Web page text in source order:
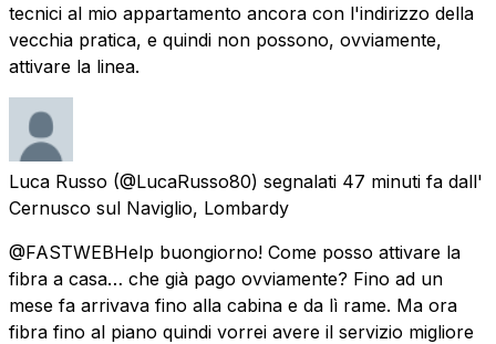
tecnici al mio appartamento ancora con l'indirizzo della
vecchia pratica, e quindi non possono, ovviamente,
attivare la linea.
Luca Russo (@LucaRusso80) segnalati 47 minuti fa dall'
Cernusco sul Naviglio, Lombardy
@FASTWEBHelp buongiorno! Come posso attivare la
fibra a casa… che già pago ovviamente? Fino ad un
mese fa arrivava fino alla cabina e da lì rame. Ma ora
fibra fino al piano quindi vorrei avere il servizio migliore